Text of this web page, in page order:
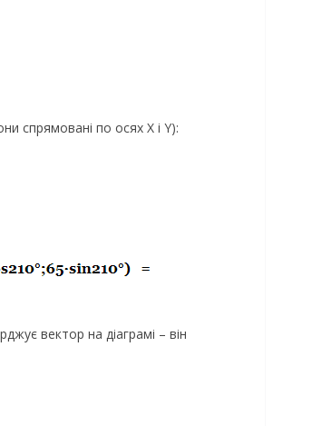
спрямовані по осях X і Y):
вектор на діаграмі – він